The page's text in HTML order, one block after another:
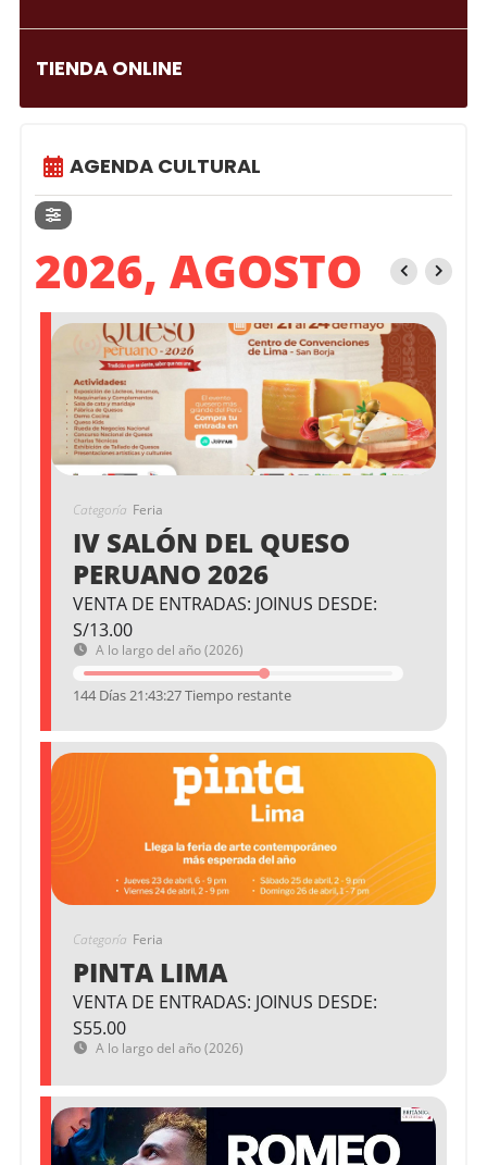
TIENDA ONLINE
AGENDA CULTURAL
2026, AGOSTO
Categoría Feria
IV SALÓN DEL QUESO
PERUANO 2026
VENTA DE ENTRADAS: JOINUS DESDE:
S/13.00
A lo largo del año (2026)
144 Días 21:43:27 Tiempo restante
Categoría Feria
PINTA LIMA
VENTA DE ENTRADAS: JOINUS DESDE:
S55.00
A lo largo del año (2026)